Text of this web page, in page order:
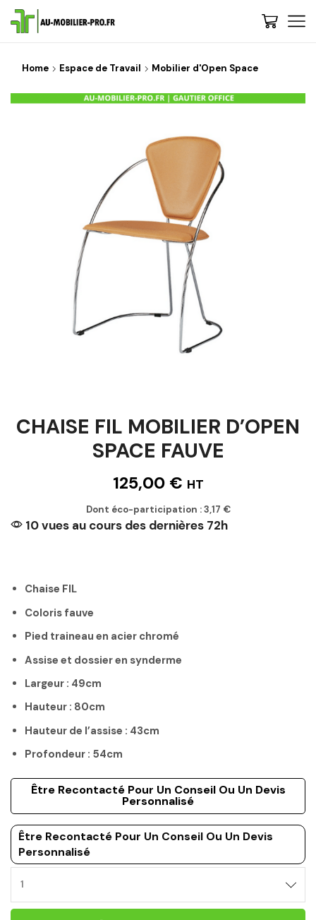
Home Espace de Travail Mobilier d'Open Space
CHAISE FIL MOBILIER D’OPEN
SPACE FAUVE
125,00 € HT
Dont éco-participation :3,17 €
10 vues au cours des dernières 72h
Chaise FIL
Coloris fauve
Pied traineau en acier chromé
Assise et dossier en synderme
Largeur : 49cm
Hauteur : 80cm
Hauteur de l’assise : 43cm
Profondeur : 54cm
Être Recontacté Pour Un Conseil Ou Un Devis
Personnalisé
Être Recontacté Pour Un Conseil Ou Un Devis
Personnalisé